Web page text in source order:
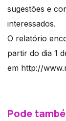
sugestões e
interessados.
O relatório
partir do dia 1
em http://
Pode